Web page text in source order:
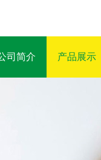
司简介 产品展示